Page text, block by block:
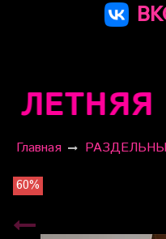
Главная
60%